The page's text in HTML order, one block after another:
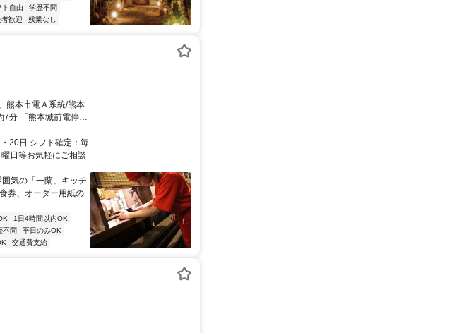
ト自由
学歴不問
歓迎 残業なし
熊本市電Ａ系統/熊本
7分 「熊本城前電停」
バス「下通筋」徒歩
20日 シフト確定：毎
日等お気軽にご相談
気の「一蘭」キッチ
券、オーダー用紙の
1日4時間以内OK
不問
平日のみOK
交通費支給